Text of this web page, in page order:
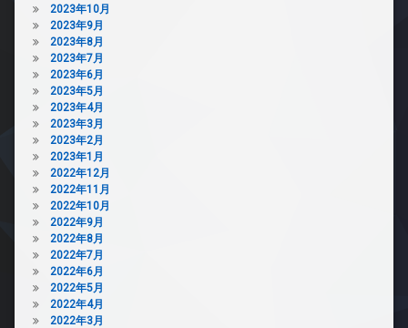
2023年10月
2023年9月
2023年8月
2023年7月
2023年6月
2023年5月
2023年4月
2023年3月
2023年2月
2023年1月
2022年12月
2022年11月
2022年10月
2022年9月
2022年8月
2022年7月
2022年6月
2022年5月
2022年4月
2022年3月